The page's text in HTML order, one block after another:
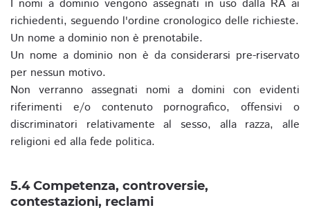
I nomi a dominio vengono assegnati in uso dalla RA ai
richiedenti, seguendo l'ordine cronologico delle richieste.
Un nome a dominio non è prenotabile.
Un nome a dominio non è da considerarsi pre-riservato
per nessun motivo.
Non verranno assegnati nomi a domini con evidenti
riferimenti e/o contenuto pornografico, offensivi o
discriminatori relativamente al sesso, alla razza, alle
religioni ed alla fede politica.
5.4 Competenza, controversie,
contestazioni, reclami